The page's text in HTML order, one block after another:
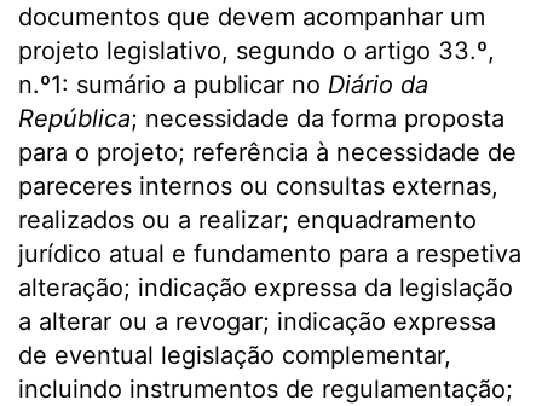
documentos que devem acompanhar um
projeto legislativo, segundo o artigo 33.º,
n.º1: sumário a publicar no Diário da
República; necessidade da forma proposta
para o projeto; referência à necessidade de
pareceres internos ou consultas externas,
realizados ou a realizar; enquadramento
jurídico atual e fundamento para a respetiva
alteração; indicação expressa da legislação
a alterar ou a revogar; indicação expressa
de eventual legislação complementar,
incluindo instrumentos de regulamentação;